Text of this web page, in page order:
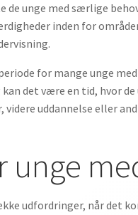
de unge med særlige
inden for
for mange unge
det være en tid, hvor
uddannelse eller
unge
udfordringer, når det